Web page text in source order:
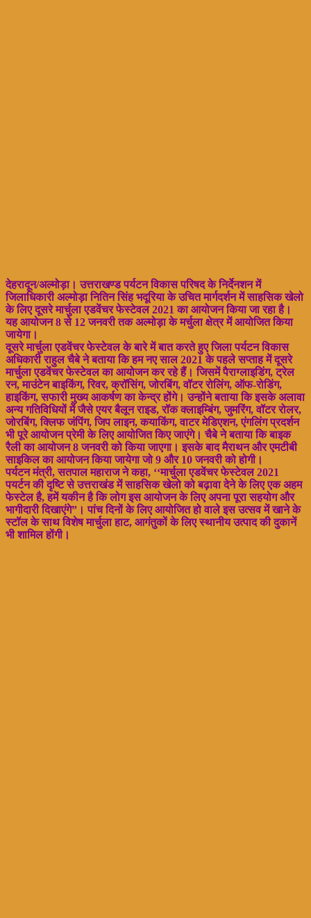
देहरादून/अल्मोड़ा। उत्तराखण्ड पर्यटन विकास परिषद के निर्देनशन में
जिलाधिकारी अल्मोड़ा नितिन सिंह भदूरिया के उचित मार्गदर्शन में साहसिक खेलो
के लिए दूसरे मार्चुला एडवेंचर फेस्टेवल 2021 का आयोजन किया जा रहा है।
यह आयोजन 8 से 12 जनवरी तक अल्मोड़ा के मर्चुला क्षेत्र में आयोजित किया
जायेगा।
दूसरे मार्चुला एडवेंचर फेस्टेवल के बारे में बात करते हुए जिला पर्यटन विकास
अधिकारी राहुल चैबे ने बताया कि हम नए साल 2021 के पहले सप्ताह में दूसरे
मार्चुला एडवेंचर फेस्टेवल का आयोजन कर रहे हैं। जिसमें पैराग्लाइडिंग, ट्रेल
रन, माउंटेन बाइकिंग, रिवर, क्रॉसिंग, जोरबिंग, वॉटर रोलिंग, ऑफ-रोडिंग,
हाइकिंग, सफारी मुख्य आकर्षण का केन्द्र होंगे। उन्होंने बताया कि इसके अलावा
अन्य गतिविधियों में जैसे एयर बैलून राइड, रॉक क्लाइम्बिंग, जुमरिंग, वॉटर रोलर,
जोरबिंग, क्लिफ जंपिंग, जिप लाइन, कयाकिंग, वाटर मेडिएशन, एंगलिंग प्रदर्शन
भी पूरे आयोजन प्रेमी के लिए आयोजित किए जाएंगे। चैबे ने बताया कि बाइक
रैली का आयोजन 8 जनवरी को किया जाएगा। इसके बाद मैराथन और एमटीबी
साइकिल का आयोजन किया जायेगा जो 9 और 10 जनवरी को होगी।
पर्यटन मंत्री, सतपाल महाराज ने कहा, ‘‘मार्चुला एडवेंचर फेस्टेवल 2021
पयर्टन की दृष्टि से उत्तराखंड में साहसिक खेलो को बढ़ावा देने के लिए एक अहम
फेस्टेल है, हमें यकीन है कि लोग इस आयोजन के लिए अपना पूरा सहयोग और
भागीदारी दिखाएंगे”। पांच दिनों के लिए आयोजित हो वाले इस उत्सव में खाने के
स्टॉल के साथ विशेष मार्चुला हाट, आगंतुकों के लिए स्थानीय उत्पाद की दुकानें
भी शामिल होंगी।